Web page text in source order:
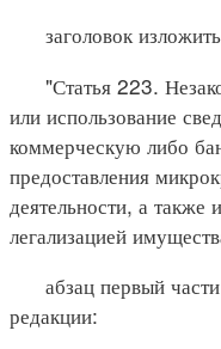
заголовок
"Статья 223.
или использование
коммерческую либо
предоставления
деятельности, а
легализацией
абзац первый
редакции: